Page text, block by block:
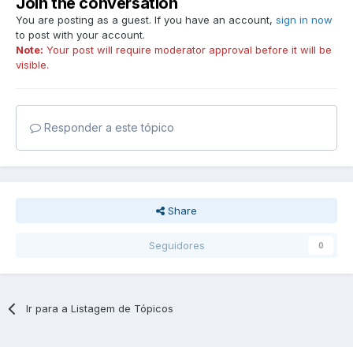
You are posting as a guest. If you have an account, sign in now
to post with your account.
Note: Your post will require moderator approval before it will be
visible.
Responder a este tópico
Share
Seguidores 0
Ir para a Listagem de Tópicos